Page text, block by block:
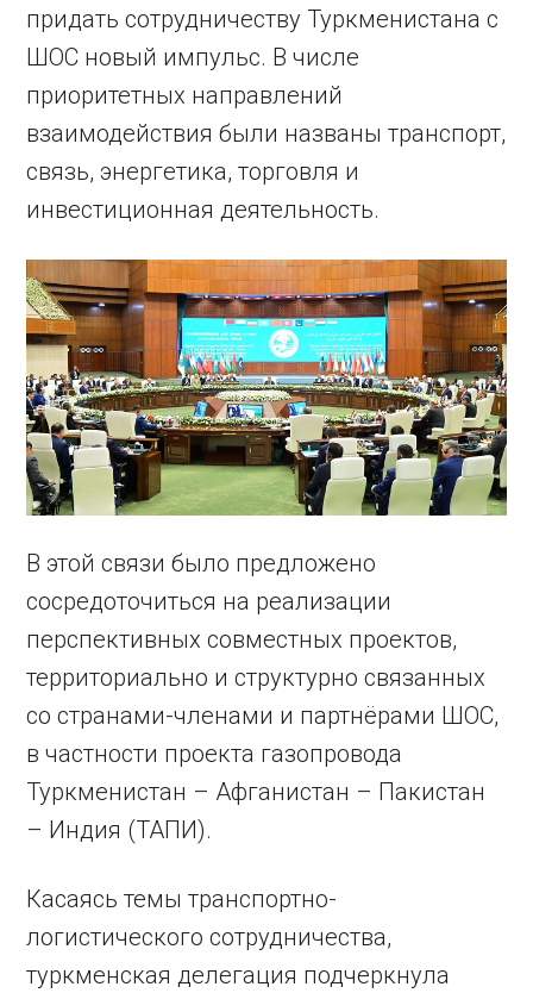
придать сотрудничеству Туркменистана с
ШОС новый импульс. В числе
приоритетных направлений
взаимодействия были названы транспорт,
связь, энергетика, торговля и
инвестиционная деятельность.
В этой связи было предложено
сосредоточиться на реализации
перспективных совместных проектов,
территориально и структурно связанных
со странами-членами и партнёрами ШОС,
в частности проекта газопровода
Туркменистан – Афганистан – Пакистан
– Индия (ТАПИ).
Касаясь темы транспортно-
логистического сотрудничества,
туркменская делегация подчеркнула